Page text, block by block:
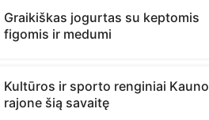
Graikiškas jogurtas su keptomis
figomis ir medumi
Kultūros ir sporto renginiai Kauno
rajone šią savaitę